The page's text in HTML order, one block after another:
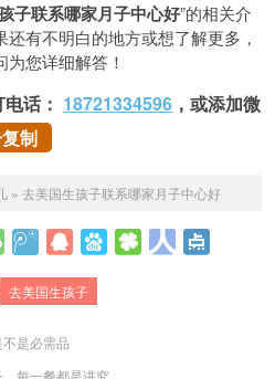
子联系哪家月子中心好”的相关介
有不明白的地方或想了解更多，
您详细解答！
话： 18721334596 ，或添加微
制
» 去美国生孩子联系哪家月子中心好
去美国生孩子
是必需品